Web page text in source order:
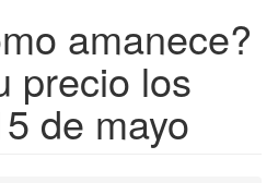
amanece?
precio los
de mayo